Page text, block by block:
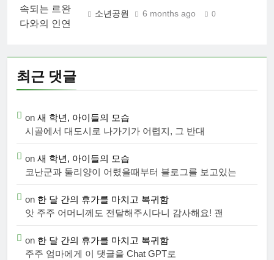
소년공원 6 months ago 0
최근 댓글
on 새 학년, 아이들의 모습
시골에서 대도시로 나가기가 어렵지, 그 반대
on 새 학년, 아이들의 모습
코난군과 둘리양이 어렸을때부터 블로그를 보고있는
on 한 달 간의 휴가를 마치고 복귀함
앗 주주 어머니께도 전달해주시다니 감사해요! 괜
on 한 달 간의 휴가를 마치고 복귀함
주주 엄마에게 이 댓글을 Chat GPT로